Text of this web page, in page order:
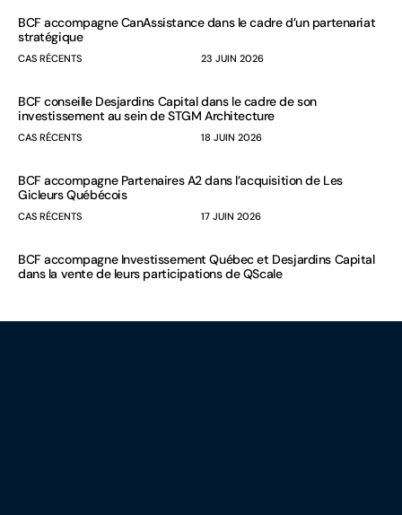
BCF accompagne CanAssistance dans le cadre d’un partenariat
stratégique
CAS RÉCENTS 23 JUIN 2026
BCF conseille Desjardins Capital dans le cadre de son
investissement au sein de STGM Architecture
CAS RÉCENTS 18 JUIN 2026
BCF accompagne Partenaires A2 dans l’acquisition de Les
Gicleurs Québécois
CAS RÉCENTS 17 JUIN 2026
BCF accompagne Investissement Québec et Desjardins Capital
dans la vente de leurs participations de QScale